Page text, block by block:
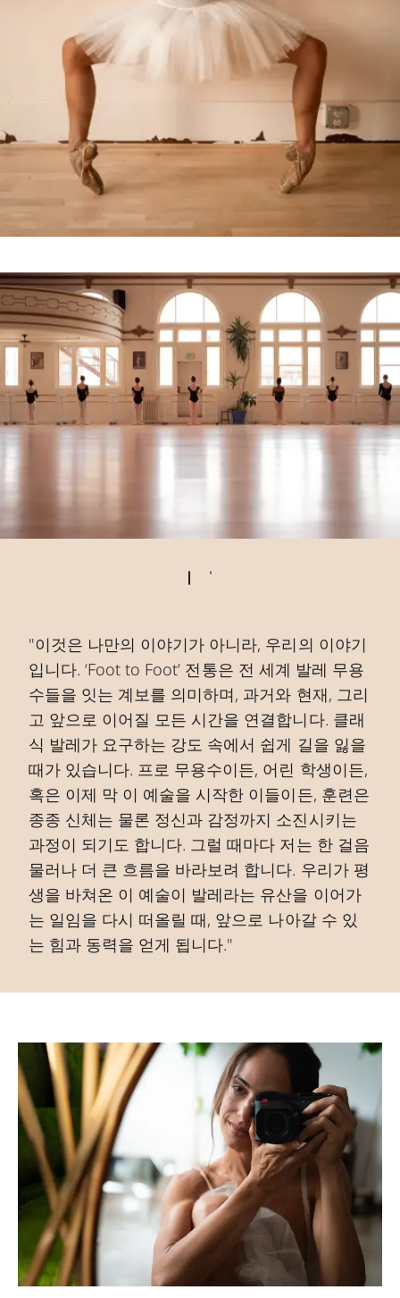
"이것은 나만의 이야기가 아니라, 우리의 이야기
입니다. ‘Foot to Foot’ 전통은 전 세계 발레 무용
수들을 잇는 계보를 의미하며, 과거와 현재, 그리
고 앞으로 이어질 모든 시간을 연결합니다. 클래
식 발레가 요구하는 강도 속에서 쉽게 길을 잃을
때가 있습니다. 프로 무용수이든, 어린 학생이든,
혹은 이제 막 이 예술을 시작한 이들이든, 훈련은
종종 신체는 물론 정신과 감정까지 소진시키는
과정이 되기도 합니다. 그럴 때마다 저는 한 걸음
물러나 더 큰 흐름을 바라보려 합니다. 우리가 평
생을 바쳐온 이 예술이 발레라는 유산을 이어가
는 일임을 다시 떠올릴 때, 앞으로 나아갈 수 있
는 힘과 동력을 얻게 됩니다."